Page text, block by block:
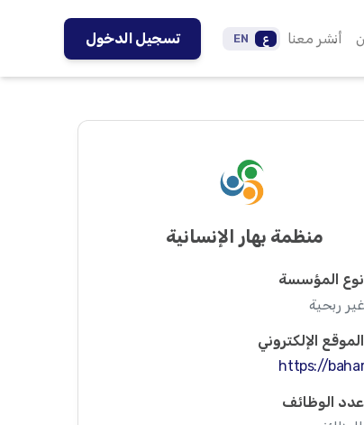
أنشر معنا ع EN تسجيل الدخول
منظمة بهار الإنسانية
نوع المؤسسة
ربحية
الموقع الإلكتروني
https://
عدد الوظائف